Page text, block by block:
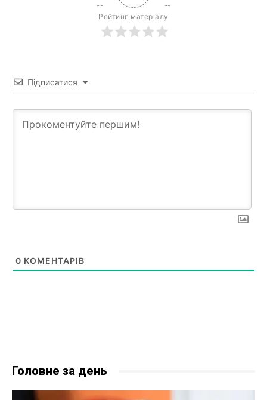
Рейтинг матеріалу
Підписатися
0 КОМЕНТАРІВ
Головне за день